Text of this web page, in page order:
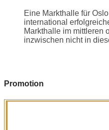
Eine Markthalle für
international
Markthalle im mittleren
inzwischen nicht in
Promotion